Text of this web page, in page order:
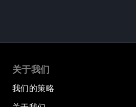
关于我们
我们的策略